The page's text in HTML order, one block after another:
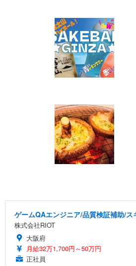
ゲームQAエンジニア/品質検証補助/ス
株式会社RIOT
大阪府
月給32万1,700円～50万円
正社員